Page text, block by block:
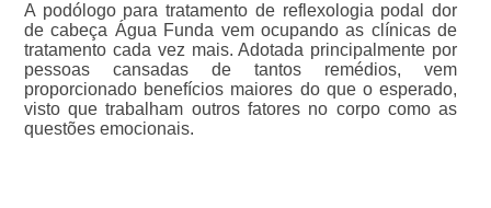
A podólogo para tratamento de reflexologia podal dor
de cabeça Água Funda vem ocupando as clínicas de
tratamento cada vez mais. Adotada principalmente por
pessoas cansadas de tantos remédios, vem
proporcionado benefícios maiores do que o esperado,
visto que trabalham outros fatores no corpo como as
questões emocionais.